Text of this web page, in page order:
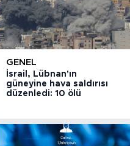
GENEL
İsrail, Lübnan'ın
güneyine hava saldırısı
düzenledi: 10 ölü